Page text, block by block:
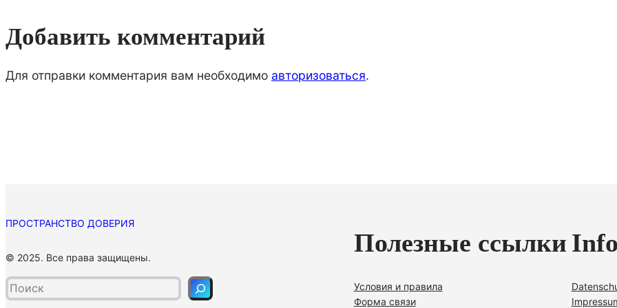
Добавить комментарий
Для отправки комментария вам необходимо авторизоваться.
ПРОСТРАНСТВО ДОВЕРИЯ
© 2025. Все права защищены.
о
и
Полезные ссылки
Условия и правила
Форма связи